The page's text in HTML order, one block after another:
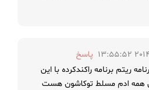
2014-
پاسخ
ریتم برنامه راکندکرده با این
همه ادم مسلط توکاشون هست